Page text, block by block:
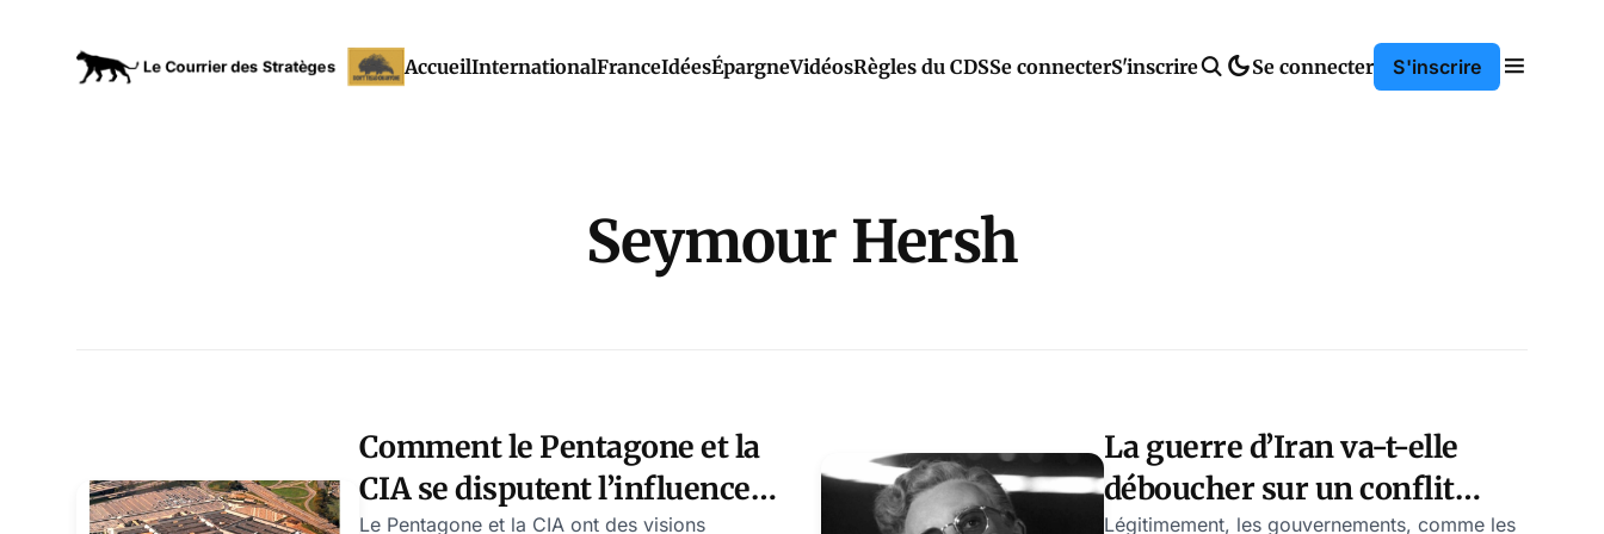
AccueilInternationalFranceIdéesÉpargneVidéosRègles du CDSSe connecterS'inscrire Se connecter S'inscrire
Seymour Hersh
Comment le Pentagone et la
CIA se disputent l’influence
Le Pentagone et la CIA ont des visions
La guerre d’Iran va-t-elle
déboucher sur un conflit
Légitimement, les gouvernements, comme les